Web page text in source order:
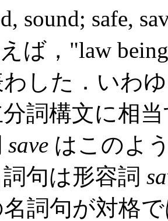
sound; safe,
ば，"law
した．いわ
詞構文に相
save はこのよ
句は形容詞
詞句が対格